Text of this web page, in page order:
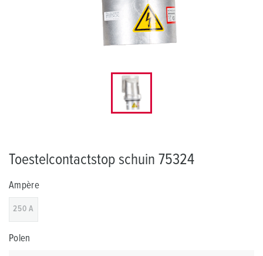
Toestelcontactstop schuin 75324
Ampère
250 A
Polen